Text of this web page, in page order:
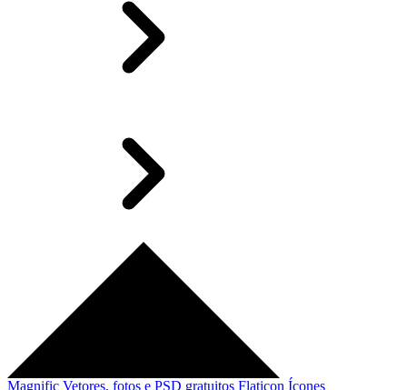
Magnific Vetores, fotos e PSD gratuitos Flaticon Ícones